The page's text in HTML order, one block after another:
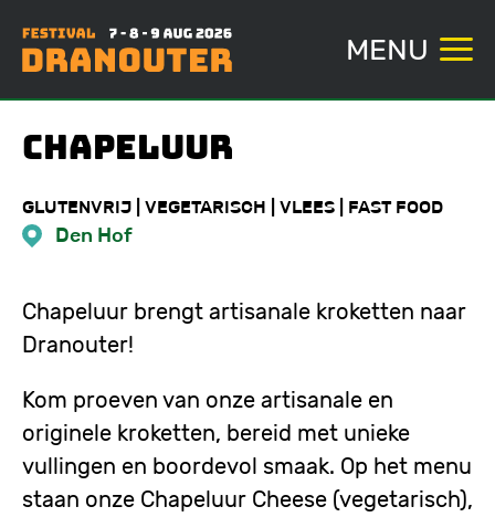
en
de
inhoud
MENU
Chapeluur
GLUTENVRIJ | VEGETARISCH | VLEES | FAST FOOD
Den Hof
Chapeluur brengt artisanale kroketten naar
Dranouter!
Kom proeven van onze artisanale en
originele kroketten, bereid met unieke
vullingen en boordevol smaak. Op het menu
staan onze Chapeluur Cheese (vegetarisch),